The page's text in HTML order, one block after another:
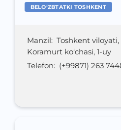
BELO‘ZBTATKI TOSHKENT
Manzil: Toshkent
Koramurt ko‘chasi, 1-uy
Telefon: (+99871) 263